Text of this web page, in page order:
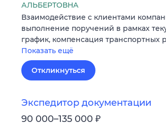
АЛЬБЕРТОВНА
Взаимодействие с клиентами
выполнение поручений в рамках
график, компенсация транспортных
Показать ещё
Откликнуться
Экспедитор документации
90 000–135 000 ₽